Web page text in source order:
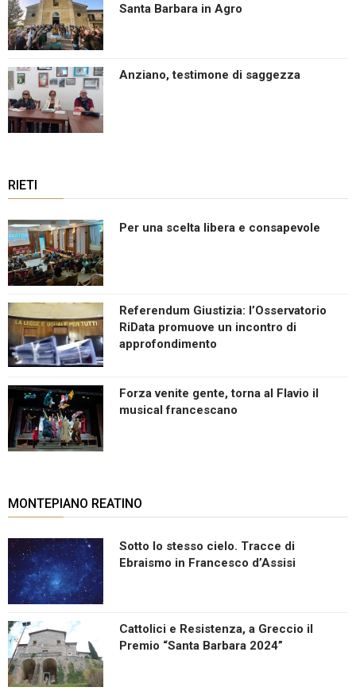
Santa Barbara in Agro
Anziano, testimone di saggezza
RIETI
Per una scelta libera e consapevole
Referendum Giustizia: l’Osservatorio
RiData promuove un incontro di
approfondimento
Forza venite gente, torna al Flavio il
musical francescano
MONTEPIANO REATINO
Sotto lo stesso cielo. Tracce di
Ebraismo in Francesco d’Assisi
Cattolici e Resistenza, a Greccio il
Premio “Santa Barbara 2024”